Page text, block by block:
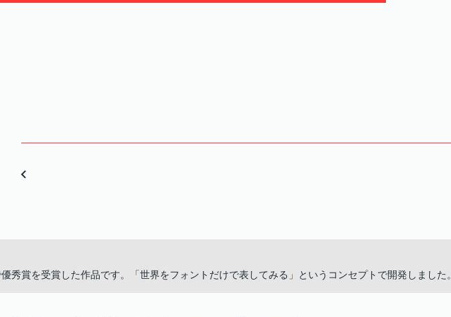
秀賞を受賞した作品です。「世界をフォントだけで表してみる」というコンセプトで開発しました。